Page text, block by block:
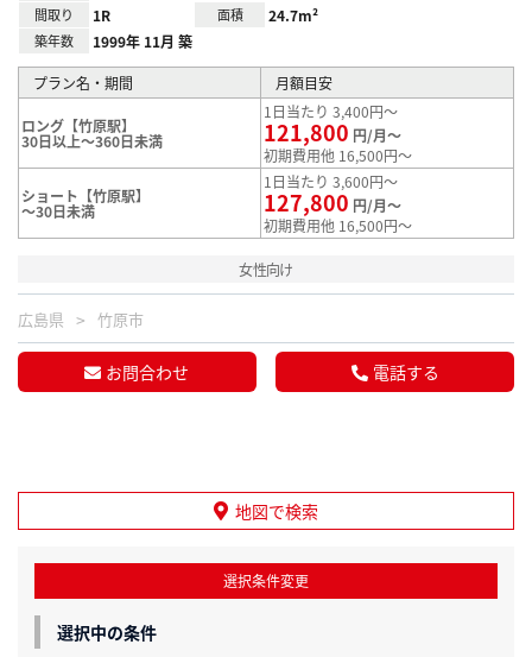
間取り 1R 面積 24.7m²
築年数 1999年 11月 築
プラン名・期間 月額目安
ロング【竹原駅】
30日以上～360日未満
1日当たり 3,400円～
121,800 円/月～
初期費用他 16,500円～
ショート【竹原駅】
～30日未満
1日当たり 3,600円～
127,800 円/月～
初期費用他 16,500円～
女性向け
広島県 竹原市
お問合わせ 電話する
地図で検索
選択条件変更
選択中の条件